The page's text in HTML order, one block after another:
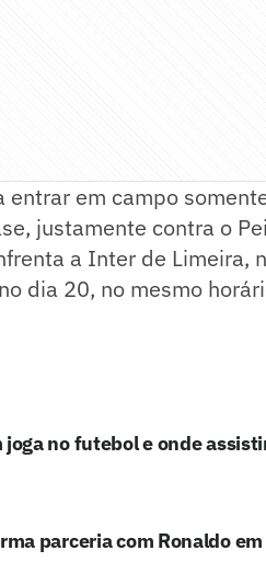
em campo
justamente contra o
a Inter de Limeira,
dia 20, no mesmo
no futebol e onde
parceria com Ronaldo